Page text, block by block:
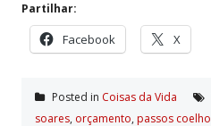
Partilhar:
Facebook X
Posted in Coisas da Vida
soares, orçamento, passos coelho